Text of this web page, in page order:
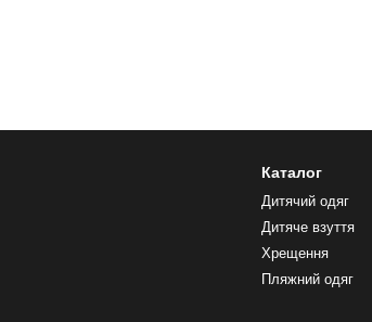
Каталог
Дитячий одяг
Дитяче взуття
Хрещення
Пляжний одяг